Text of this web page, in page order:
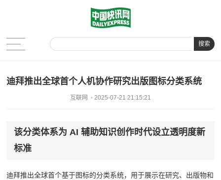
搜索
迪拜推出全球首个人机协作研究出版图标分类系统
互联网 2025-07-21 21:15:21
该分类体系为 AI 辅助知识创作时代设立透明度新
标准
迪拜推出全球首个基于图标的分类系统，用于展示在研究、出版物和